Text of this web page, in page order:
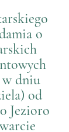
o
w dniu
od
Jezioro